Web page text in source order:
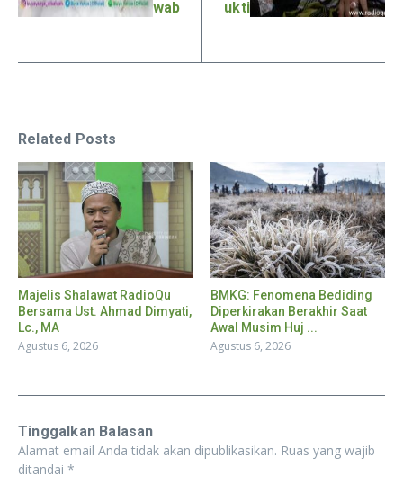
wab
ukti
Related Posts
Majelis Shalawat RadioQu
Bersama Ust. Ahmad Dimyati,
Lc., MA
Agustus 6, 2026
BMKG: Fenomena Bediding
Diperkirakan Berakhir Saat
Awal Musim Huj ...
Agustus 6, 2026
Tinggalkan Balasan
Alamat email Anda tidak akan dipublikasikan. Ruas yang wajib
ditandai *